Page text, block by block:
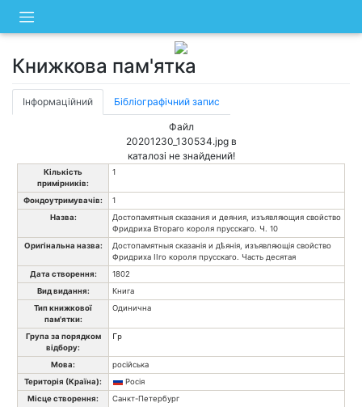
content
Книжкова пам'ятка
Інформаційний Бібліографічний запис
Файл
20201230_130534.jpg в
каталозі не знайдений!
Кількість
примірників:
1
Фондоутримувачів:
1
Назва:
Достопамятныя сказания и деяния, изъявляющия свойство
Фридриха Втораго короля прусскаго. Ч. 10
Оригінальна назва:
Достопамятныя сказанія и дѣянія, изъявляющія свойство
Фридриха IIго короля прусскаго. Часть десятая
Дата створення:
1802
Вид видання:
Книга
Тип книжкової
пам'ятки:
Одинична
Група за порядком
відбору:
Гр
Мова:
російська
Територія (Країна):
Росія
Місце створення:
Санкт-Петербург